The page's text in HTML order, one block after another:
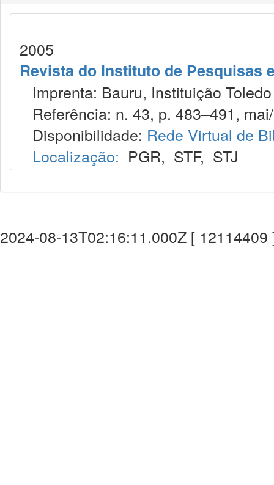
2005
Revista do Instituto de Pesquisas
Imprenta: Bauru, Instituição
Referência: n. 43, p. 483–491,
Disponibilidade: Rede Virtual de
Localização: PGR, STF, STJ
2024-08-13T02:16:11.000Z [ 12114409